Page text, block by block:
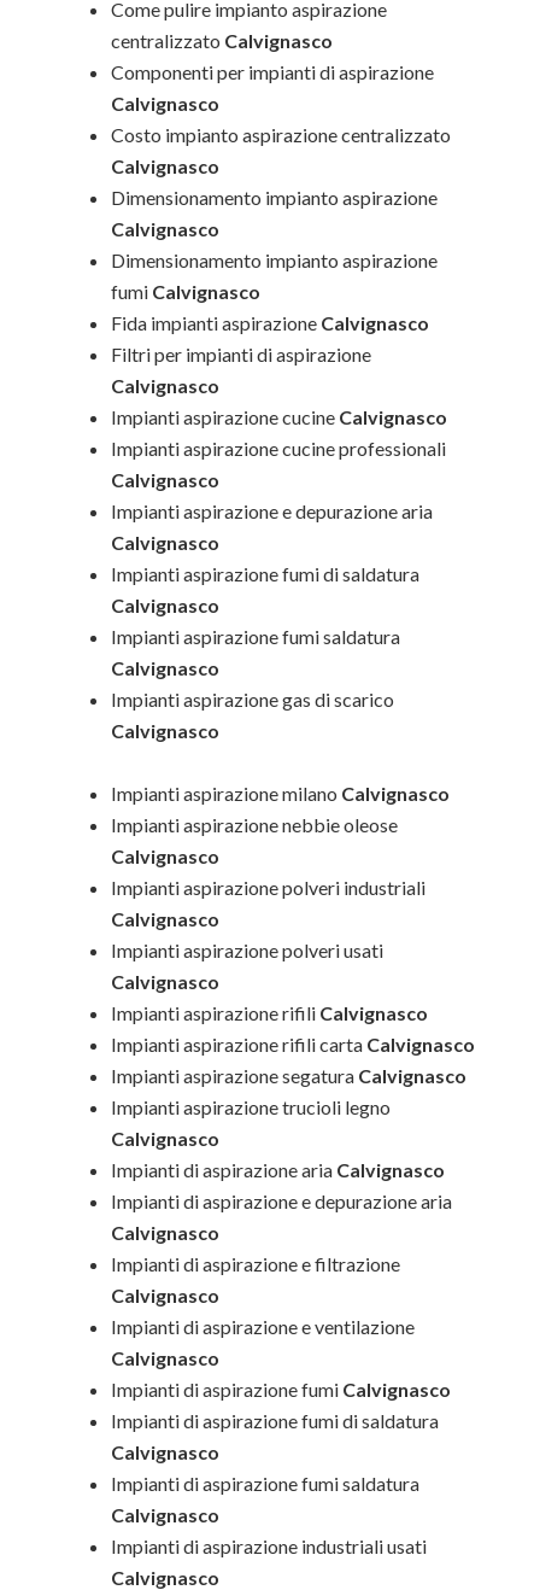
Come pulire impianto aspirazione
centralizzato Calvignasco
Componenti per impianti di aspirazione
Calvignasco
Costo impianto aspirazione centralizzato
Calvignasco
Dimensionamento impianto aspirazione
Calvignasco
Dimensionamento impianto aspirazione
fumi Calvignasco
Fida impianti aspirazione Calvignasco
Filtri per impianti di aspirazione
Calvignasco
Impianti aspirazione cucine Calvignasco
Impianti aspirazione cucine professionali
Calvignasco
Impianti aspirazione e depurazione aria
Calvignasco
Impianti aspirazione fumi di saldatura
Calvignasco
Impianti aspirazione fumi saldatura
Calvignasco
Impianti aspirazione gas di scarico
Calvignasco
Impianti aspirazione milano Calvignasco
Impianti aspirazione nebbie oleose
Calvignasco
Impianti aspirazione polveri industriali
Calvignasco
Impianti aspirazione polveri usati
Calvignasco
Impianti aspirazione rifili Calvignasco
Impianti aspirazione rifili carta Calvignasco
Impianti aspirazione segatura Calvignasco
Impianti aspirazione trucioli legno
Calvignasco
Impianti di aspirazione aria Calvignasco
Impianti di aspirazione e depurazione aria
Calvignasco
Impianti di aspirazione e filtrazione
Calvignasco
Impianti di aspirazione e ventilazione
Calvignasco
Impianti di aspirazione fumi Calvignasco
Impianti di aspirazione fumi di saldatura
Calvignasco
Impianti di aspirazione fumi saldatura
Calvignasco
Impianti di aspirazione industriali usati
Calvignasco